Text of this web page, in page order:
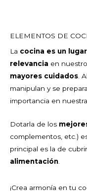
ELEMENTOS DE
La cocina es un
relevancia en
mayores cuidados.
manipulan y se
importancia en
Dotarla de los
complementos, etc.)
principal es la de
alimentación.
¡Crea armonía en tu